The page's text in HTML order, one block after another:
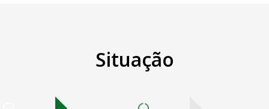
Situação